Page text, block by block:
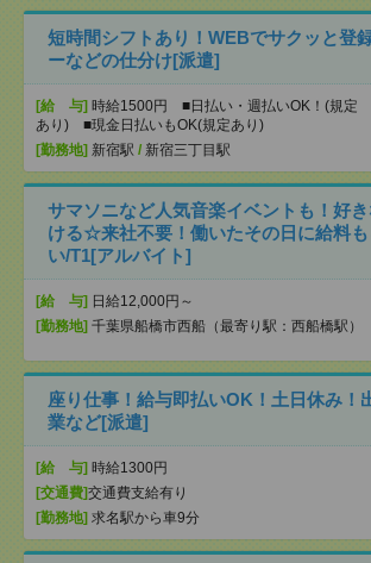
短時間シフトあり！WEBでサクッと登
ーなどの仕分け[派遣]
[給 与] 時給1500円 ■日払い・週払いOK！(規定
あり) ■現金日払いもOK(規定あり)
[勤務地] 新宿駅 / 新宿三丁目駅
サマソニなど人気音楽イベントも！好
ける☆来社不要！働いたその日に給料
い/T1[アルバイト]
[給 与] 日給12,000円～
[勤務地] 千葉県船橋市西船（最寄り駅：西船橋駅）
座り仕事！給与即払いOK！土日休み！
業など[派遣]
[給 与] 時給1300円
[交通費]交通費支給有り
[勤務地] 求名駅から車9分